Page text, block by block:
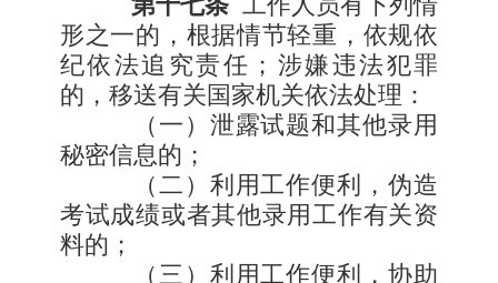
形之一的，根据情节轻重，依规依
纪依法追究责任；涉嫌违法犯罪
的，移送有关国家机关依法处理：
（一）泄露试题和其他录用
秘密信息的；
（二）利用工作便利，伪造
考试成绩或者其他录用工作有关资
料的；
（三）利用工作便利，协助